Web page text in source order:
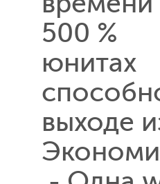
500 % -
юнитах
выходе